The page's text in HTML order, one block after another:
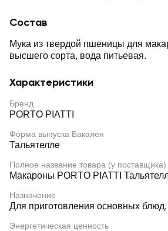
Состав
Мука из твердой пшеницы для
высшего сорта, вода питьевая.
Характеристики
Бренд
PORTO PIATTI
Форма выпуска Бакалея
Тальятелле
Полное название товара (у поставщика)
Макароны PORTO PIATTI
Назначение
Для приготовления основных блюд,
Энергетическая ценность